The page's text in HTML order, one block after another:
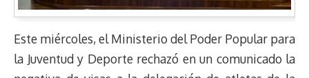
Este miércoles, el Ministerio del Poder Popular para
la Juventud y Deporte rechazó en un comunicado la